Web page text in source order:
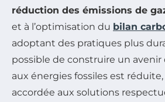
réduction des émissions de
et à l’optimisation du bilan
adoptant des pratiques plus
possible de construire un
aux énergies fossiles est
accordée aux solutions